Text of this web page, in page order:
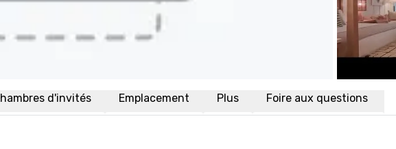
d'invités Emplacement Plus Foire aux questions